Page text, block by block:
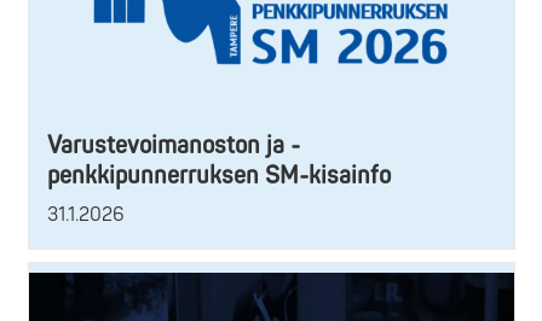
Varustevoimanoston ja -
penkkipunnerruksen SM-kisainfo
31.1.2026